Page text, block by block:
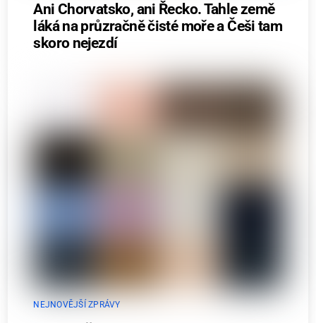
Ani Chorvatsko, ani Řecko. Tahle země
láká na průzračně čisté moře a Češi tam
skoro nejezdí
NEJNOVĚJŠÍ ZPRÁVY